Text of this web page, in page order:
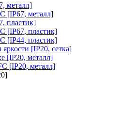
металл]
[IP67, металл]
пластик]
[IP67, пластик]
[IP44, пластик]
яркости [IP20, сетка]
[IP20, металл]
[IP20, металл]